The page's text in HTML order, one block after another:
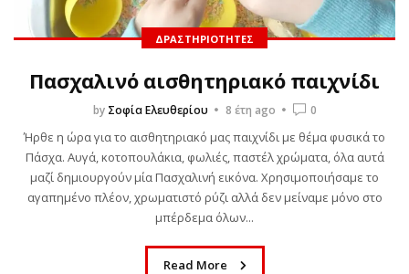
ΔΡΑΣΤΗΡΙΌΤΗΤΕΣ
Πασχαλινό αισθητηριακό παιχνίδι
by Σοφία Ελευθερίου 8 έτη ago 0
Ήρθε η ώρα για το αισθητηριακό μας παιχνίδι με θέμα φυσικά το
Πάσχα. Αυγά, κοτοπουλάκια, φωλιές, παστέλ χρώματα, όλα αυτά
μαζί δημιουργούν μία Πασχαλινή εικόνα. Χρησιμοποιήσαμε το
αγαπημένο πλέον, χρωματιστό ρύζι αλλά δεν μείναμε μόνο στο
μπέρδεμα όλων...
Read More